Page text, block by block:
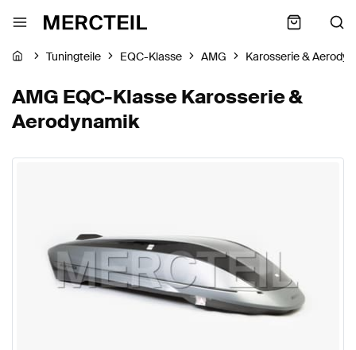
Tuningteile EQC-Klasse AMG Karosserie &
AMG EQC-Klasse Karosserie &
Aerodynamik